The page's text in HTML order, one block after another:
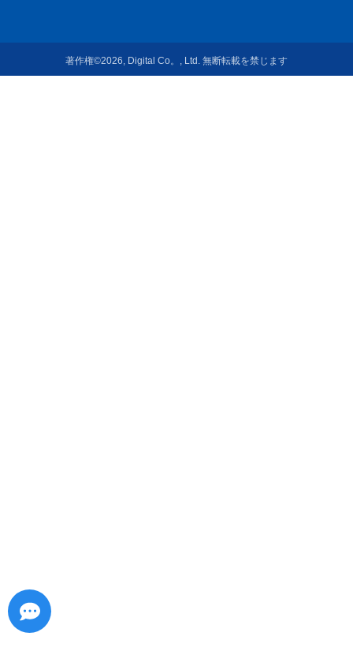
著作権©2026, Digital Co。, Ltd. 無断転載を禁じます